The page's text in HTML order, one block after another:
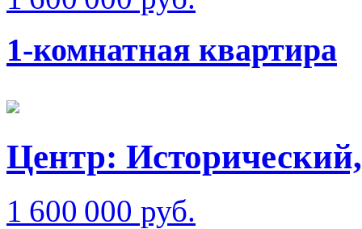
1-комнатная квартира
Центр:
1 600 000 руб.